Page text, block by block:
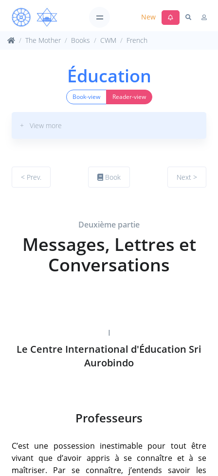
New
The Mother Books CWM French
Éducation
Book-view Reader-view
+ View more
< Prev. Book Next >
Deuxième partie
Messages, Lettres et
Conversations
I
Le Centre International d'Éducation Sri
Aurobindo
Professeurs
C’est une possession inestimable pour tout être
vivant que d’avoir appris à se connaître et à se
maîtriser. Par se connaître, j’entends savoir les